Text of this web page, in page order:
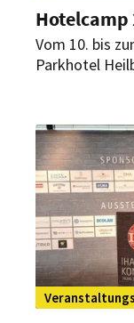
Vom 10. bis
Parkhotel
Mal in Folge
für die